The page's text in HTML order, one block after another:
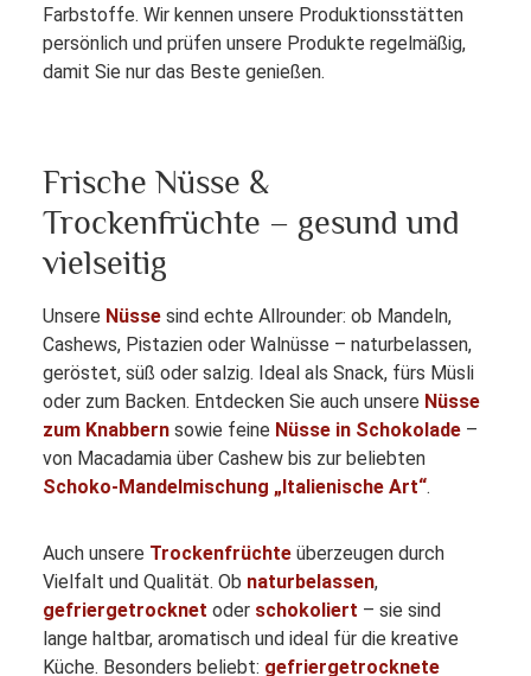
Farbstoffe. Wir kennen unsere Produktionsstätten
persönlich und prüfen unsere Produkte regelmäßig,
damit Sie nur das Beste genießen.
Frische Nüsse &
Trockenfrüchte – gesund und
vielseitig
Unsere Nüsse sind echte Allrounder: ob Mandeln,
Cashews, Pistazien oder Walnüsse – naturbelassen,
geröstet, süß oder salzig. Ideal als Snack, fürs Müsli
oder zum Backen. Entdecken Sie auch unsere Nüsse
zum Knabbern sowie feine Nüsse in Schokolade –
von Macadamia über Cashew bis zur beliebten
Schoko-Mandelmischung „Italienische Art“.
Auch unsere Trockenfrüchte überzeugen durch
Vielfalt und Qualität. Ob naturbelassen,
gefriergetrocknet oder schokoliert – sie sind
lange haltbar, aromatisch und ideal für die kreative
Küche. Besonders beliebt: gefriergetrocknete